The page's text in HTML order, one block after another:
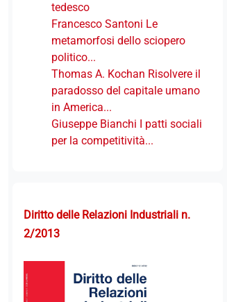
tedesco
Francesco Santoni Le
metamorfosi dello sciopero
politico...
Thomas A. Kochan Risolvere il
paradosso del capitale umano
in America...
Giuseppe Bianchi I patti sociali
per la competitività...
Diritto delle Relazioni Industriali n.
2/2013